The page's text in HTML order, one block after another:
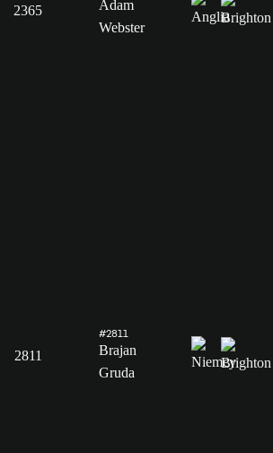
2365
Adam
Webster
2811
#2811
Brajan
Gruda